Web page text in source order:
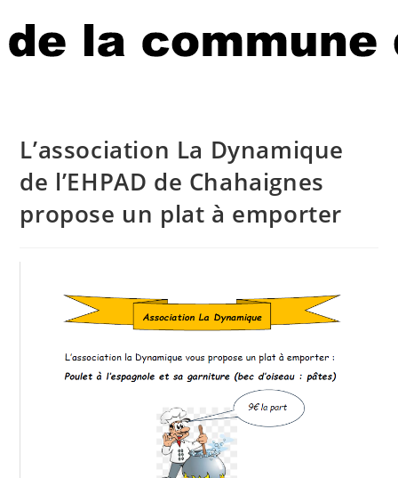
L’association La Dynamique
de l’EHPAD de Chahaignes
propose un plat à emporter